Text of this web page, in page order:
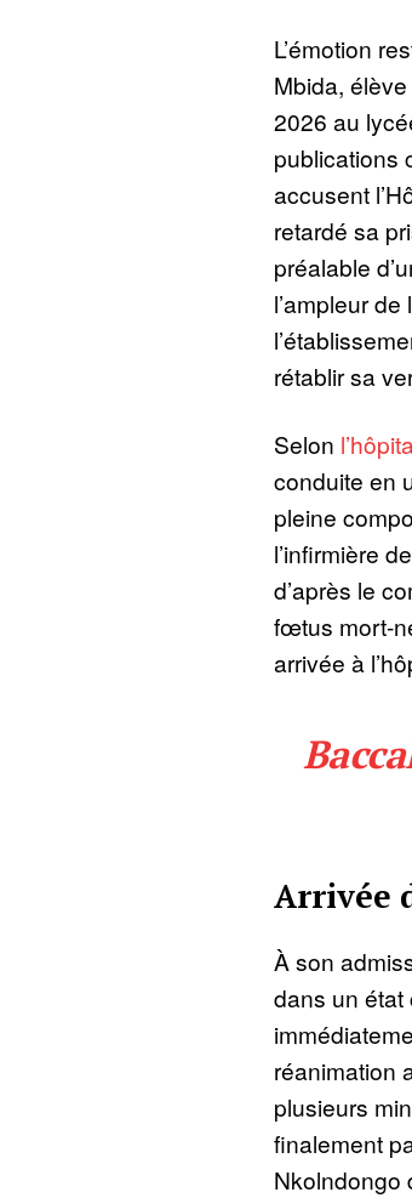
L’émotion
Mbida,
2026 au
publications
accusent
retardé sa
préalable
l’ampleur
rétablir sa
Selon
conduite en
pleine
l’infirmière
d’après le
fœtus mort-
arrivée à
Arrivée
À son
dans un état
réanimation
plusieurs
finalement
Nkolndongo